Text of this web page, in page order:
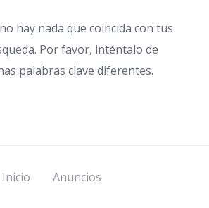
hay nada que coincida con tus
Por favor, inténtalo de
palabras clave diferentes.
Inicio Anuncios